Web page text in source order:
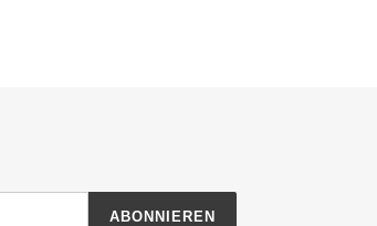
ABONNIEREN